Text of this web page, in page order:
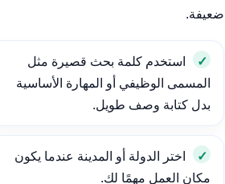
ضعيفة.
استخدم كلمة بحث قصيرة مثل
المسمى الوظيفي أو المهارة الأساسية
بدل كتابة وصف طويل.
اختر الدولة أو المدينة عندما يكون
مكان العمل مهمًا لك.